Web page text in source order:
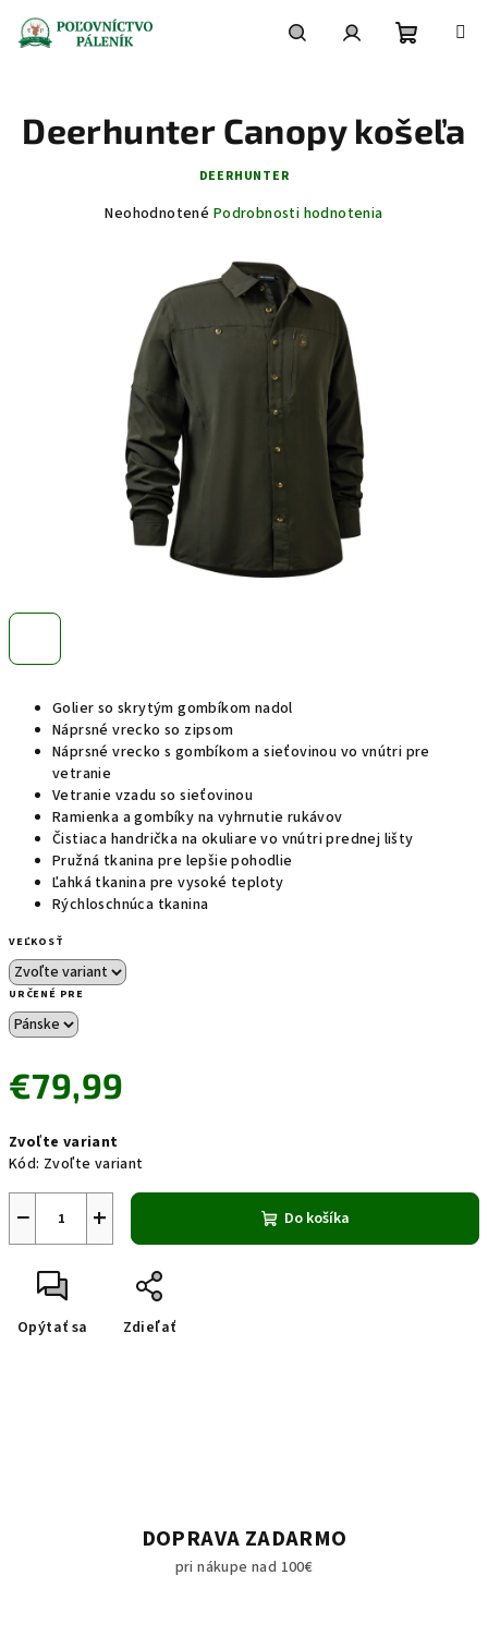
obsah
košík
Golier so skrytým gombíkom nadol
Náprsné vrecko so zipsom
Náprsné vrecko s gombíkom a sieťovinou vo vnútri pre
vetranie
Vetranie vzadu so sieťovinou
Ramienka a gombíky na vyhrnutie rukávov
Čistiaca handrička na okuliare vo vnútri prednej lišty
Pružná tkanina pre lepšie pohodlie
Ľahká tkanina pre vysoké teploty
Rýchloschnúca tkanina
VEĽKOSŤ
URČENÉ PRE
€79,99
cena:
Zvoľte variant
Kód: Zvoľte variant
+
− Do košíka
Opýtať sa Zdieľať
Deerhunter Canopy košeľa
DEERHUNTER
Priemerné
hviezdičiek.
Neohodnotené Podrobnosti hodnotenia
DOPRAVA ZADARMO
pri nákupe nad 100€